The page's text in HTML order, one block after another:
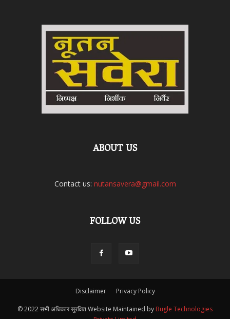
ABOUT US
Contact us: nutansavera@gmail.com
FOLLOW US
Disclaimer Privacy Policy
© 2022 सभी अधिकार सुरक्षित Website Maintained by Bugle Technologies